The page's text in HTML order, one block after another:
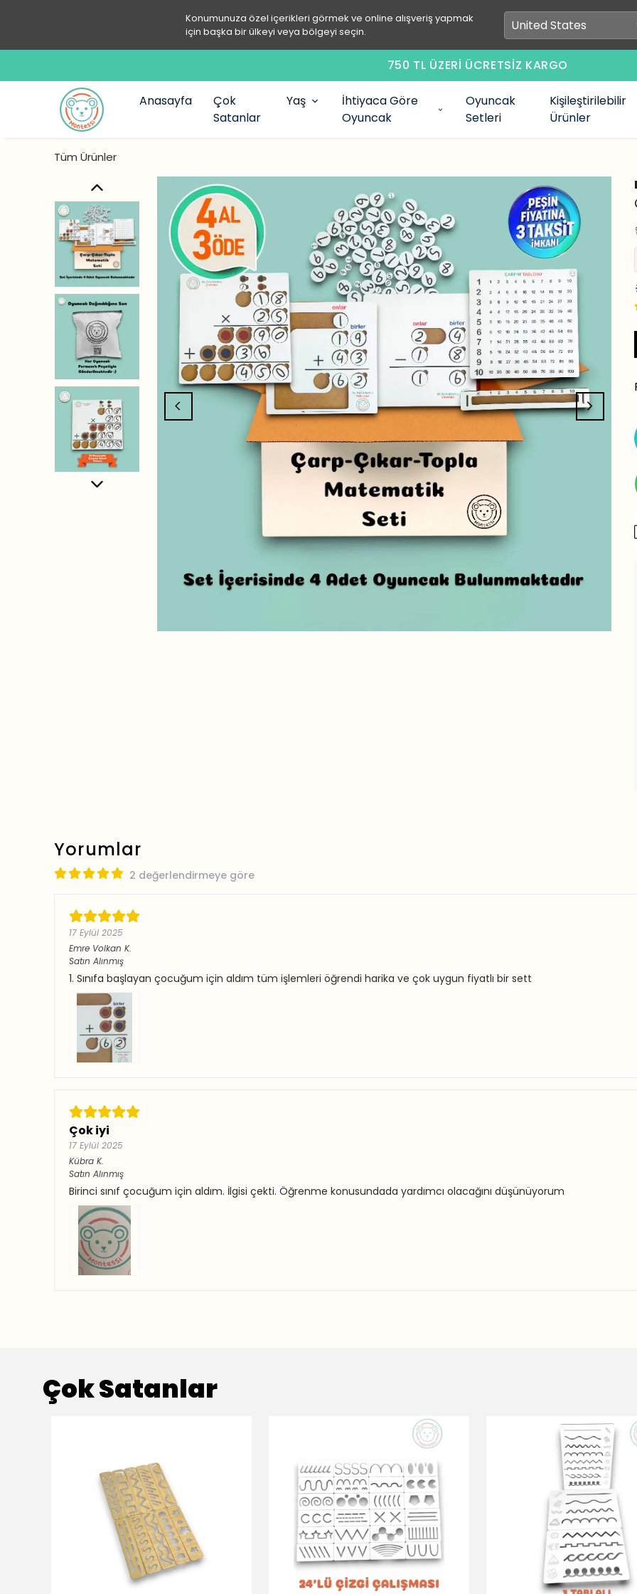
Konumunuza özel içerikleri görmek ve online alışveriş yapmak
için başka bir ülkeyi veya bölgeyi seçin.
750 TL ÜZERİ ÜCRETSİZ KARGO
Anasayfa
Çok
Satanlar
Yaş
İhtiyaca Göre
Oyuncak
Oyuncak
Setleri
Kişileştirilebilir
Ürünler
Tüm Ürünler
Yorumlar
2 değerlendirmeye göre
17 Eylül 2025
Emre Volkan K.
Satın Alınmış
1. Sınıfa başlayan çocuğum için aldım tüm işlemleri öğrendi harika ve çok uygun fiyatlı bir sett
Çok iyi
17 Eylül 2025
Kübra K.
Satın Alınmış
Birinci sınıf çocuğum için aldım. İlgisi çekti. Öğrenme konusundada yardımcı olacağını düşünüyorum
Çok Satanlar